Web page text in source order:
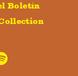
Boletín